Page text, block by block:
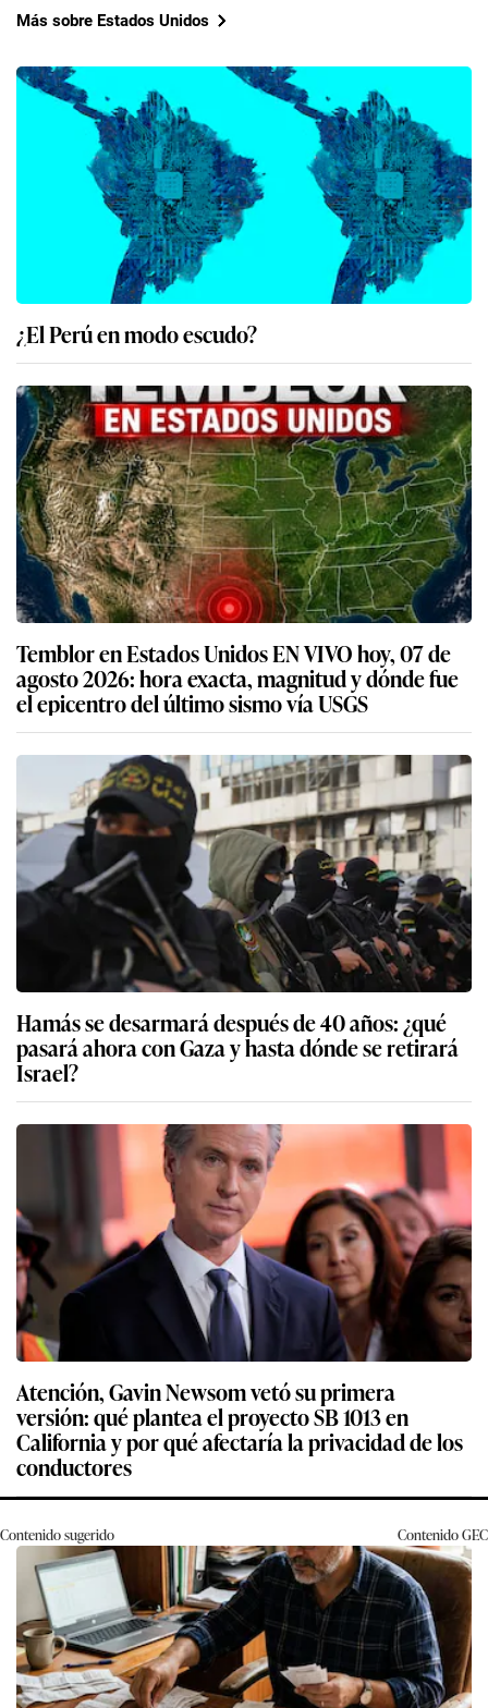
Más sobre Estados Unidos
¿El Perú en modo escudo?
Temblor en Estados Unidos EN VIVO hoy, 07 de
agosto 2026: hora exacta, magnitud y dónde fue
el epicentro del último sismo vía USGS
Hamás se desarmará después de 40 años: ¿qué
pasará ahora con Gaza y hasta dónde se retirará
Israel?
Atención, Gavin Newsom vetó su primera
versión: qué plantea el proyecto SB 1013 en
California y por qué afectaría la privacidad de los
conductores
Contenido sugerido ContenidoGEC